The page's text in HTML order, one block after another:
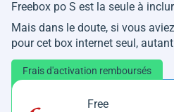
Freebox po S est la seule à
Mais dans le doute, si vous
pour cet box internet seul,
Frais d'activation remboursés
Free